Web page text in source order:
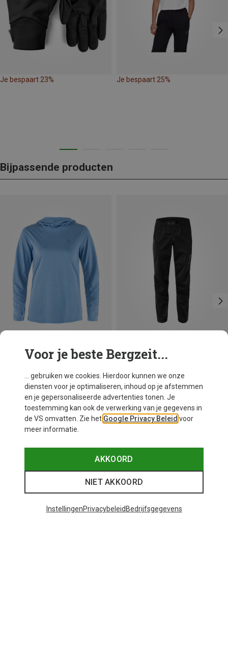
Je bespaart 23% Je bespaart 25%
Bijpassende producten
Je bespaart 18% Je bespaart tot 22%
Voor je beste Bergzeit...
... gebruiken we cookies. Hierdoor kunnen we onze
diensten voor je optimaliseren, inhoud op je afstemmen
en je gepersonaliseerde advertenties tonen. Je
toestemming kan ook de verwerking van je gegevens in
de VS omvatten. Zie het Google Privacy Beleid voor
meer informatie.
AKKOORD
NIET AKKOORD
InstellingenPrivacybeleid Bedrijfsgegevens